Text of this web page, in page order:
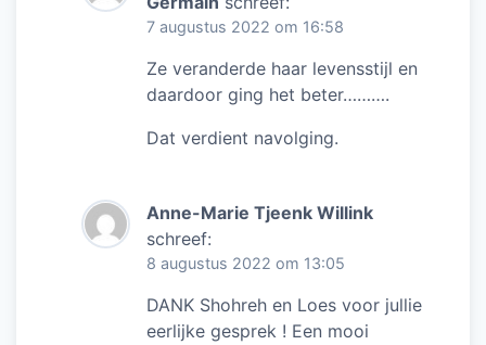
7 augustus 2022 om 16:58
Ze veranderde haar levensstijl en
daardoor ging het beter……….
Dat verdient navolging.
Anne-Marie Tjeenk Willink
schreef:
8 augustus 2022 om 13:05
DANK Shohreh en Loes voor jullie
eerlijke gesprek ! Een mooi